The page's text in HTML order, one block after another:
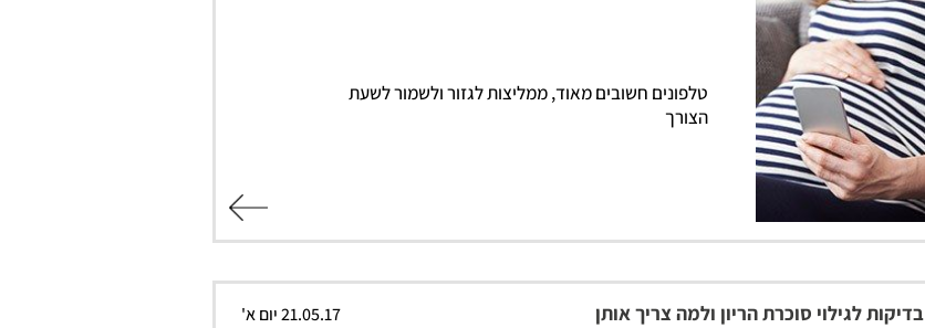
טלפונים חשובים מאוד, ממליצות לגזור ולשמור לשעת
הצורך
בדיקות לגילוי סוכרת הריון ולמה צריך אותן 21.05.17 יום א'